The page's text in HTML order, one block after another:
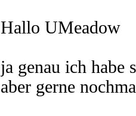
Hallo UMeadow
ja genau ich habe
aber gerne